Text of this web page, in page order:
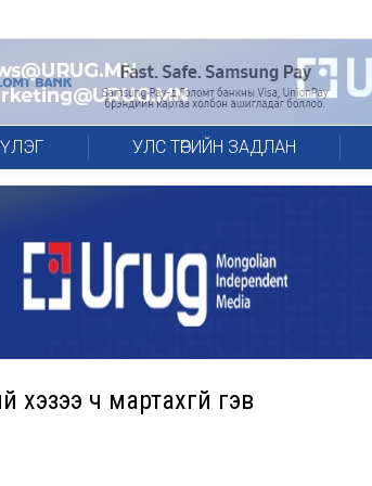
УЛС ТӨРИЙН ЗАДЛАН
ч мартахгүй гэв